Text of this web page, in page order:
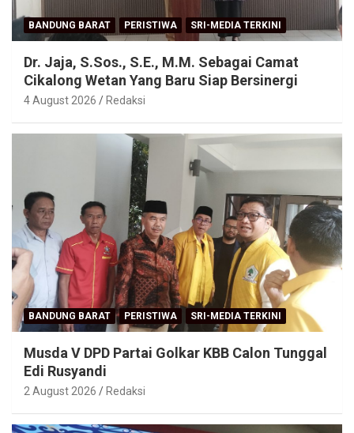
BANDUNG BARAT PERISTIWA SRI-MEDIA TERKINI
Dr. Jaja, S.Sos., S.E., M.M. Sebagai Camat
Cikalong Wetan Yang Baru Siap Bersinergi
4 August 2026 Redaksi
BANDUNG BARAT PERISTIWA SRI-MEDIA TERKINI
Musda V DPD Partai Golkar KBB Calon Tunggal
Edi Rusyandi
2 August 2026 Redaksi